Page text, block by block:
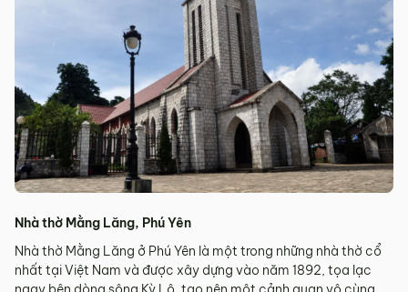
Nhà thờ Mằng Lăng, Phú Yên
Nhà thờ Mằng Lăng ở Phú Yên là một trong những nhà thờ cổ
nhất tại Việt Nam và được xây dựng vào năm 1892, tọa lạc